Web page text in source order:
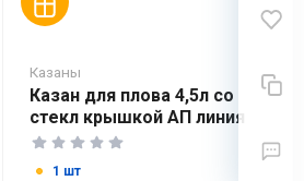
Казаны
Казан для плова 4,5л со
стекл крышкой АП линия
Granit ultra black-gold
кгбг47
1 шт